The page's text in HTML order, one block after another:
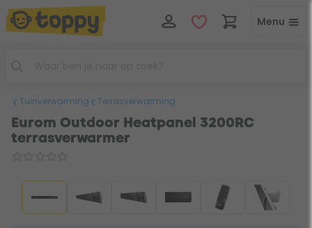
Menu
Tuinverwarming Terrasverwarming
Eurom Outdoor Heatpanel 3200RC
terrasverwarmer